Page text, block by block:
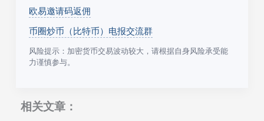
欧易邀请码返佣
币圈炒币（比特币）电报交流群
风险提示：加密货币交易波动较大，请根据自身风险承受能
力谨慎参与。
相关文章：